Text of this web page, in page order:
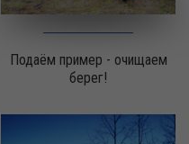
Подаём пример - очищаем
берег!